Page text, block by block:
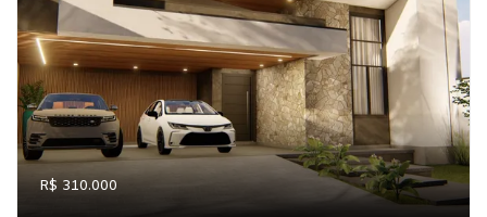
R$ 310.000